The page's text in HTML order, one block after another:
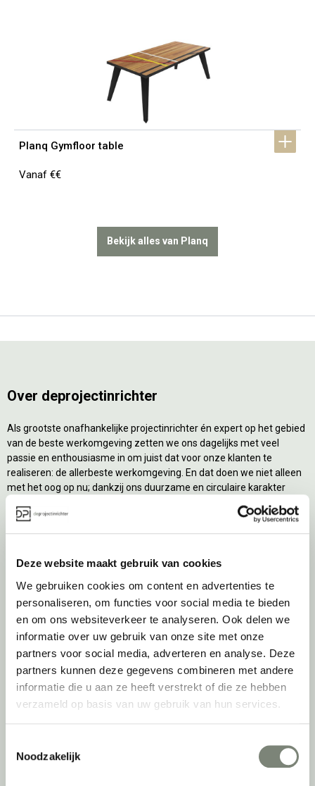
Deze website maakt gebruik van cookies
We gebruiken cookies om content en advertenties te
personaliseren, om functies voor social media te bieden
en om ons websiteverkeer te analyseren. Ook delen we
informatie over uw gebruik van onze site met onze
partners voor social media, adverteren en analyse. Deze
partners kunnen deze gegevens combineren met andere
informatie die u aan ze heeft verstrekt of die ze hebben
verzameld op basis van uw gebruik van hun services.
Noodzakelijk
Planq Gymfloor table
Vanaf €€
Bekijk alles van Planq
Over deprojectinrichter
Als grootste onafhankelijke projectinrichter én expert op het gebied
van de beste werkomgeving zetten we ons dagelijks met veel
passie en enthousiasme in om juist dat voor onze klanten te
realiseren: de allerbeste werkomgeving. En dat doen we niet alleen
met het oog op nu; dankzij ons duurzame en circulaire karakter
tweede leven kunnen geven, bijvoorbeeld. Maar ook door keer op
keer actief te kijken naar de duurzaamste optie.
Belangrijke categorieën
Ergonomische bureaustoelen
Duo bureaus
Projectstoffering
Akoestische oplossingen
Zitmeubilair
Kantoorkasten
Tafels